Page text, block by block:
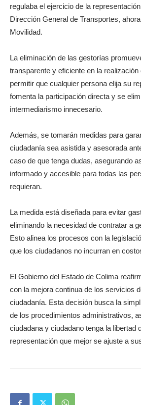
regulaba el ejercicio de la
Dirección General de Transportes,
Movilidad.
La eliminación de las gestorías
transparente y eficiente en la
permitir que cualquier persona elija su
fomenta la participación directa y se
intermediarismo innecesario.
Además, se tomarán medidas para
ciudadanía sea asistida y asesorada
caso de que tenga dudas, asegurando
informado y accesible para todas las
requieran.
La medida está diseñada para evitar
eliminando la necesidad de contratar a
Esto alinea los procesos con la
que los ciudadanos no incurran en
El Gobierno del Estado de Colima
con la mejora continua de los servicios
ciudadanía. Esta decisión busca la
de los procedimientos administrativos,
ciudadana y ciudadano tenga la libertad
representación que mejor se ajuste a